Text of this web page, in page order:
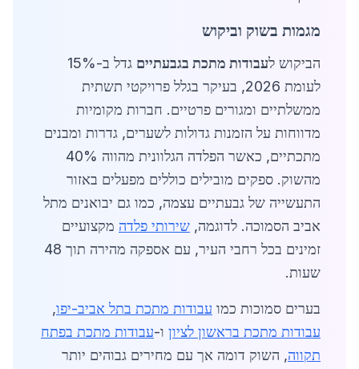
מגמות בשוק וביקוש
הביקוש לעבודות מתכת בגבעתיים
גדל ב-15%
לעומת 2026, בעיקר בגלל פרויקטי תשתית
ממשלתיים ומגורים פרטיים. חברות מקומיות
מדווחות על הזמנות גדולות לשערים, גדרות ומבנים
מתכתיים, כאשר הפלדה הגלוונית מהווה 40%
מהשוק. ספקים מובילים כוללים מפעלים באזור
התעשייה של גבעתיים עצמה, כמו גם יבואנים מתל
אביב הסמוכה. לדוגמה, שירותי פלדה מקצועיים
זמינים בכל רחבי העיר, עם אספקה מהירה תוך 48
שעות.
בערים סמוכות כמו עבודות מתכת בתל אביב-יפו,
עבודות מתכת בראשון לציון ו-עבודות מתכת בפתח
תקווה, השוק דומה אך עם מחירים גבוהים יותר